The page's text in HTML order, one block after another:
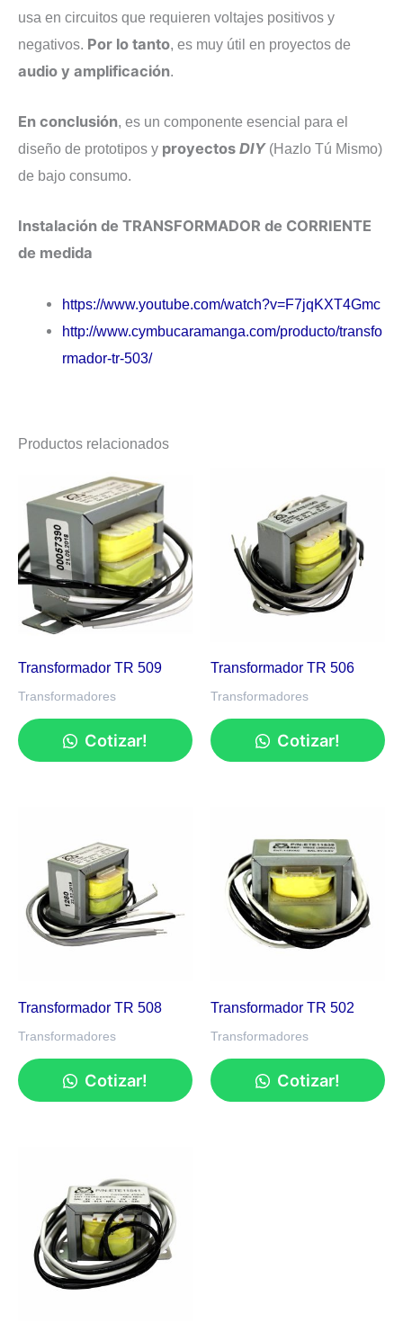
usa en circuitos que requieren voltajes positivos y
negativos. Por lo tanto, es muy útil en proyectos de
audio y amplificación.
En conclusión, es un componente esencial para el
diseño de prototipos y proyectos DIY(Hazlo Tú Mismo)
de bajo consumo.
Instalación de TRANSFORMADOR de CORRIENTE
de medida
https://www.youtube.com/watch?v=F7jqKXT4Gmc
http://www.cymbucaramanga.com/producto/transfo
rmador-tr-503/
Productos relacionados
Transformador TR 509
Transformadores
Cotizar!
Transformador TR 506
Transformadores
Cotizar!
Transformador TR 508
Transformadores
Cotizar!
Transformador TR 502
Transformadores
Cotizar!